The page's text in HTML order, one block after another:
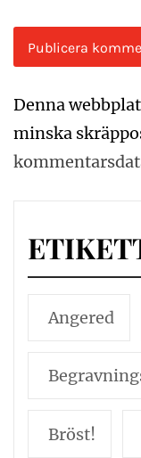
Denna
minska
Angered
Bröst!